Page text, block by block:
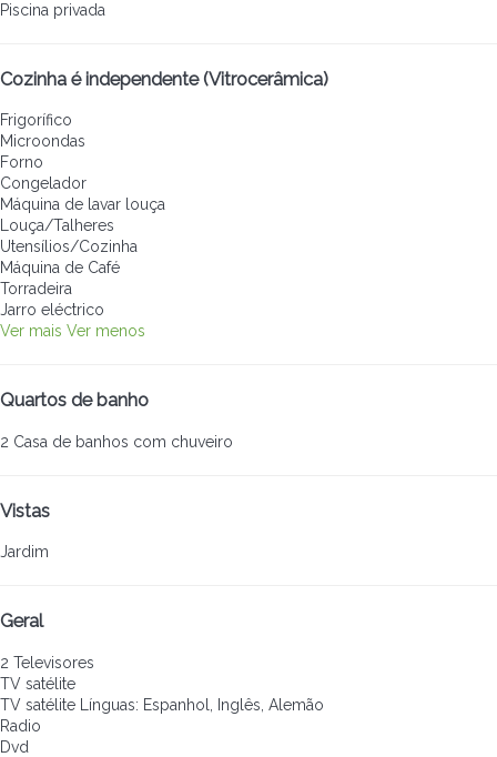
Piscina privada
Cozinha é independente (Vitrocerâmica)
Frigorífico
Microondas
Forno
Congelador
Máquina de lavar louça
Louça/Talheres
Utensílios/Cozinha
Máquina de Café
Torradeira
Jarro eléctrico
Ver mais Ver menos
Quartos de banho
2 Casa de banhos com chuveiro
Vistas
Jardim
Geral
2 Televisores
TV satélite
TV satélite Línguas: Espanhol, Inglês, Alemão
Radio
Dvd